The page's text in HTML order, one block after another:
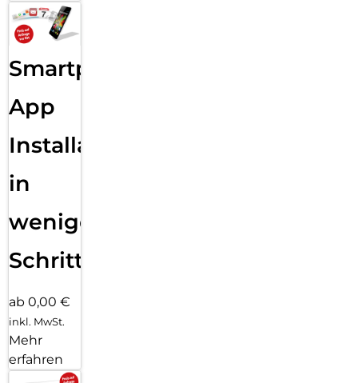
Smartphone
App
Installation
in
wenigen
Schritten
ab 0,00 €
inkl. MwSt.
Mehr
erfahren